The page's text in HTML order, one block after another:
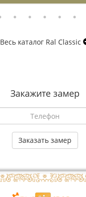
Весь каталог Ral Classic
Закажите замер